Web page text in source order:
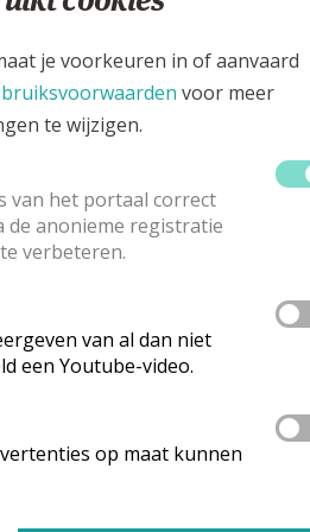
je links naar de gegevens van
je voorkeuren in of aanvaard
voor meer
te wijzigen.
van het portaal correct
de anonieme registratie
verbeteren.
van al dan niet
een Youtube-video.
op maat kunnen